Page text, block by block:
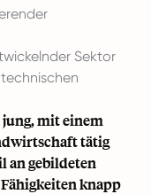
Sektor
mit einem
tätig
an gebildeten
knapp